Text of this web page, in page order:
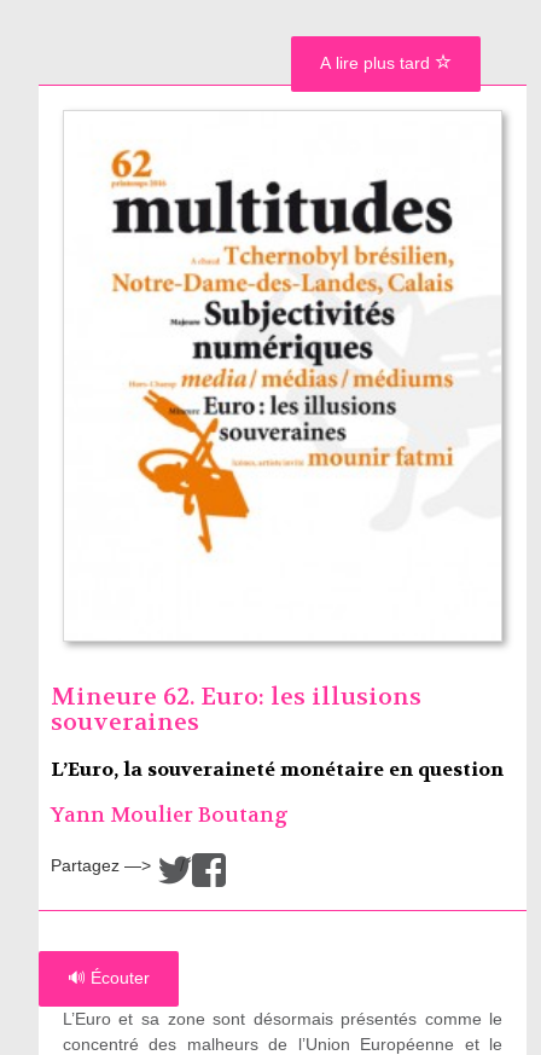
Mineure 62. Euro: les illusions
souveraines
L’Euro, la souveraineté monétaire en question
Yann Moulier Boutang
Partagez —> /
🔊 Écouter
L’Euro et sa zone sont désormais présentés comme le
concentré des malheurs de l’Union Européenne et le
A lire plus tard